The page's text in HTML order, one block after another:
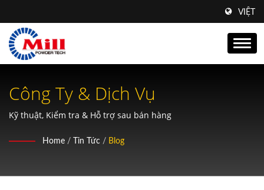
VIỆT
Công Ty & Dịch Vụ
Kỹ thuật, Kiểm tra & Hỗ trợ sau bán hàng
Home / Tin Tức / Blog